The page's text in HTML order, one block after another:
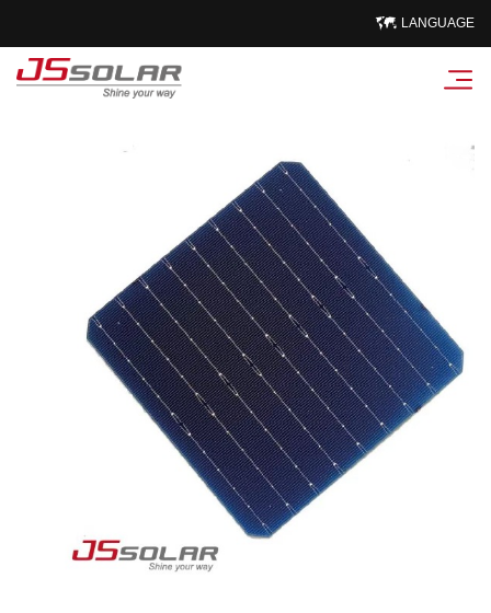
LANGUAGE